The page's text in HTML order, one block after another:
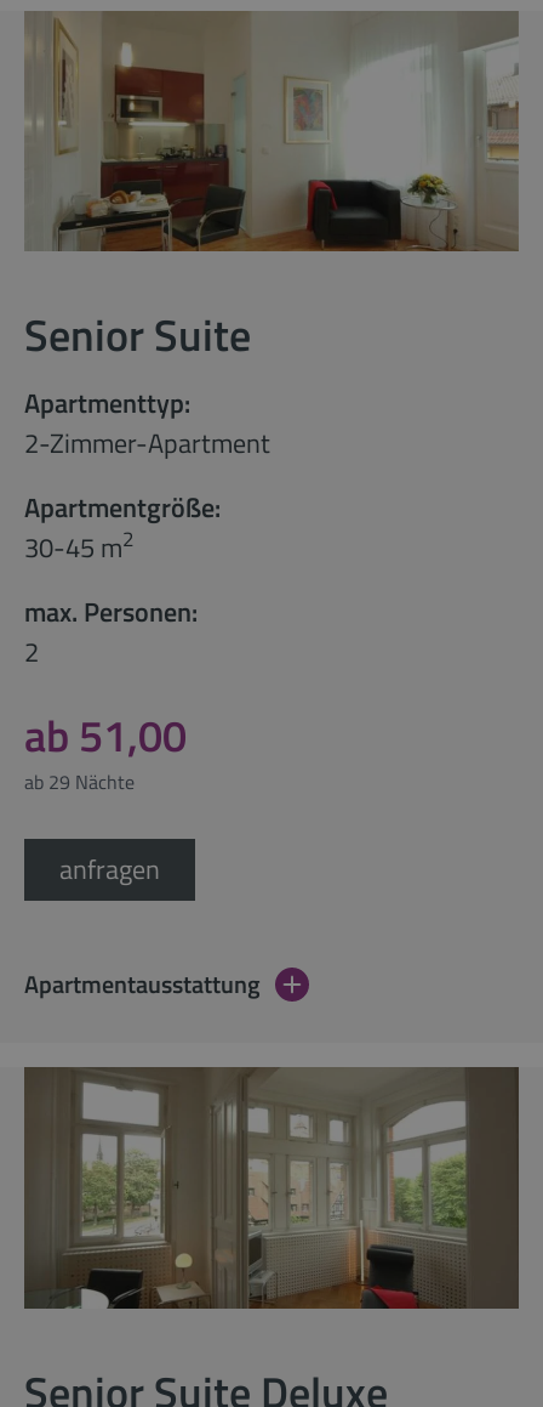
Senior Suite
Apartmenttyp:
2-Zimmer-Apartment
Apartmentgröße:
30-45 m2
max. Personen:
2
ab 51,00
ab 29 Nächte
anfragen
Apartmentausstattung
Senior Suite Deluxe